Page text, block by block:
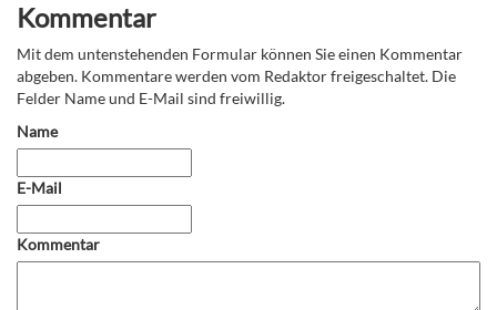
Kommentar
Mit dem untenstehenden Formular können Sie einen Kommentar
abgeben. Kommentare werden vom Redaktor freigeschaltet. Die
Felder Name und E-Mail sind freiwillig.
Name
E-Mail
Kommentar